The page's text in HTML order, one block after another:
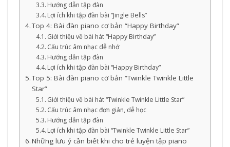
Hướng dẫn tập đàn
Lợi ích khi tập đàn bài “Jingle Bells”
Top 4: Bài đàn piano cơ bản “Happy Birthday”
Giới thiệu về bài hát “Happy Birthday”
Cấu trúc âm nhạc dễ nhớ
Hướng dẫn tập đàn
Lợi ích khi tập đàn bài “Happy Birthday”
Top 5: Bài đàn piano cơ bản “Twinkle Twinkle Little
Star”
Giới thiệu về bài hát “Twinkle Twinkle Little Star”
Cấu trúc âm nhạc đơn giản, dễ học
Hướng dẫn tập đàn
Lợi ích khi tập đàn bài “Twinkle Twinkle Little Star”
Những lưu ý cần biết khi cho trẻ luyện tập piano